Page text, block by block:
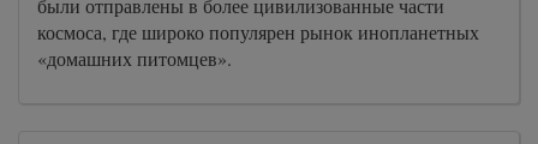
космоса, где широко популярен рынок инопланетных
«домашних питомцев».